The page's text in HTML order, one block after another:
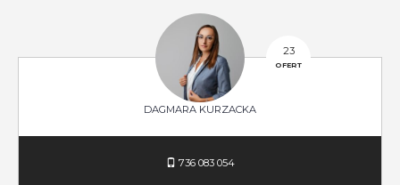
23
OFERT
DAGMARA KURZACKA
736 083 054